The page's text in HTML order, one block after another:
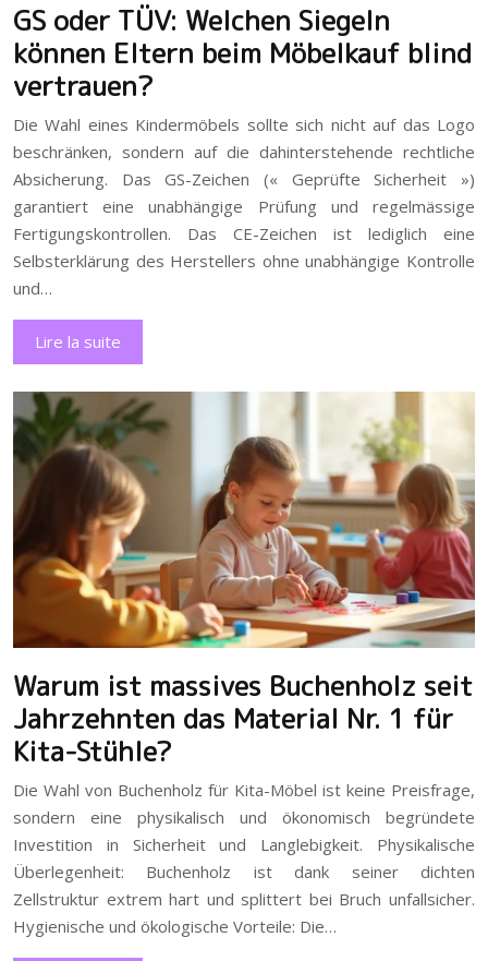
GS oder TÜV: Welchen Siegeln
können Eltern beim Möbelkauf blind
vertrauen?
Die Wahl eines Kindermöbels sollte sich nicht auf das Logo
beschränken, sondern auf die dahinterstehende rechtliche
Absicherung. Das GS-Zeichen (« Geprüfte Sicherheit »)
garantiert eine unabhängige Prüfung und regelmässige
Fertigungskontrollen. Das CE-Zeichen ist lediglich eine
Selbsterklärung des Herstellers ohne unabhängige Kontrolle
und…
Lire la suite
Warum ist massives Buchenholz seit
Jahrzehnten das Material Nr. 1 für
Kita-Stühle?
Die Wahl von Buchenholz für Kita-Möbel ist keine Preisfrage,
sondern eine physikalisch und ökonomisch begründete
Investition in Sicherheit und Langlebigkeit. Physikalische
Überlegenheit: Buchenholz ist dank seiner dichten
Zellstruktur extrem hart und splittert bei Bruch unfallsicher.
Hygienische und ökologische Vorteile: Die…